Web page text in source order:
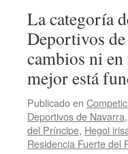
La categoría
Deportivos
cambios ni
mejor está
Publicado en
Deportivos de Navarra,
del Príncipe, Hegoi
Residencia Fuerte del